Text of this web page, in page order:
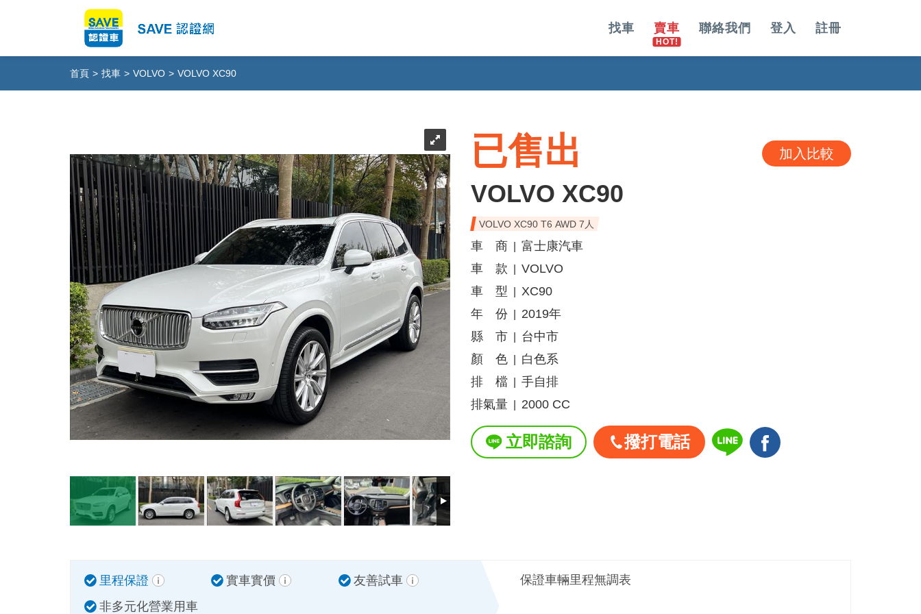
找車 賣車 聯絡我們 登入 註冊
首頁 > 找車 > VOLVO > VOLVO XC90
已售出 加入比較
VOLVO XC90
VOLVO XC90 T6 AWD 7人
車 商
富士康汽車
車 款
VOLVO
車 型
XC90
年 份
2019年
縣 市
台中市
顏 色
白色系
排 檔
手自排
排氣量
2000 CC
立即諮詢 撥打電話
里程保證 實車實價
友善試車
非多元化營業用車
保證車輛里程無調表